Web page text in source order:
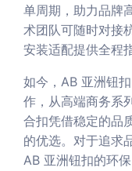
单周期，助力品牌
术团队可随时对接
安装适配提供全程
如今，AB 亚洲钮
作，从高端商务系
合扣凭借稳定的品
的优选。对于追求
AB 亚洲钮扣的环